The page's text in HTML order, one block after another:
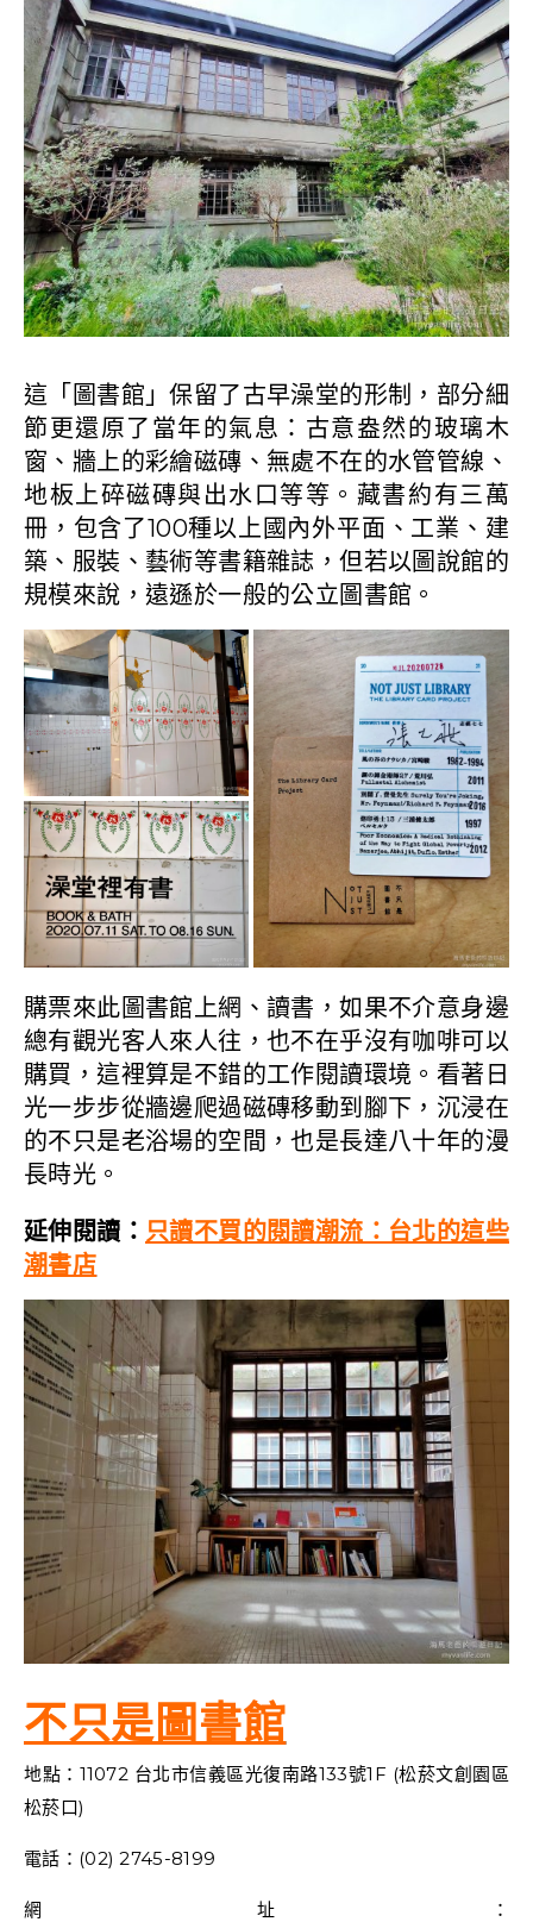
這「圖書館」保留了古早澡堂的形制，部分細
節更還原了當年的氣息：古意盎然的玻璃木
窗、牆上的彩繪磁磚、無處不在的水管管線、
地板上碎磁磚與出水口等等。藏書約有三萬
冊，包含了100種以上國內外平面、工業、建
築、服裝、藝術等書籍雜誌，但若以圖說館的
規模來說，遠遜於一般的公立圖書館。
購票來此圖書館上網、讀書，如果不介意身邊
總有觀光客人來人往，也不在乎沒有咖啡可以
購買，這裡算是不錯的工作閱讀環境。看著日
光一步步從牆邊爬過磁磚移動到腳下，沉浸在
的不只是老浴場的空間，也是長達八十年的漫
長時光。
延伸閱讀： 只讀不買的閱讀潮流：台北的這些
潮書店
不只是圖書館
地點：11072 台北市信義區光復南路133號1F (松菸文創園區
松菸口)
電話：(02) 2745-8199
網址：